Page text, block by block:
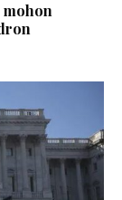
mohon